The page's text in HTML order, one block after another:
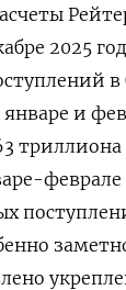
2025
и
феврале